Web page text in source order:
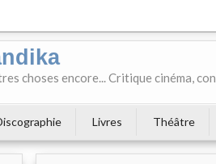
choses encore... Critique cinéma,
Livres Théâtre